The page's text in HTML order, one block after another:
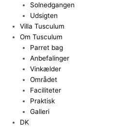
Solnedgangen
Udsigten
Villa Tusculum
Om Tusculum
Parret bag
Anbefalinger
Vinkælder
Området
Faciliteter
Praktisk
Galleri
DK